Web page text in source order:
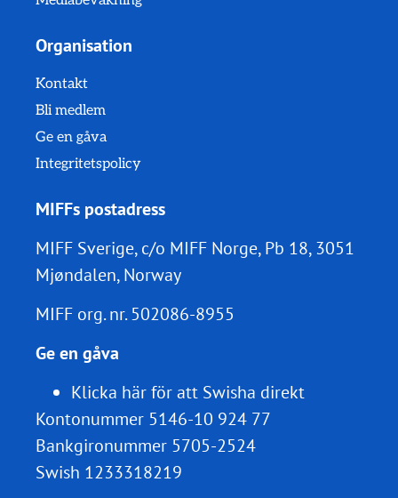
Organisation
Kontakt
Bli medlem
Ge en gåva
Integritetspolicy
MIFFs postadress
MIFF Sverige, c/o MIFF Norge, Pb 18, 3051
Mjøndalen, Norway
MIFF org. nr.502086-8955
Ge en gåva
Klicka här för att Swisha direkt
Kontonummer 5146-10 924 77
Bankgironummer 5705-2524
Swish 1233318219